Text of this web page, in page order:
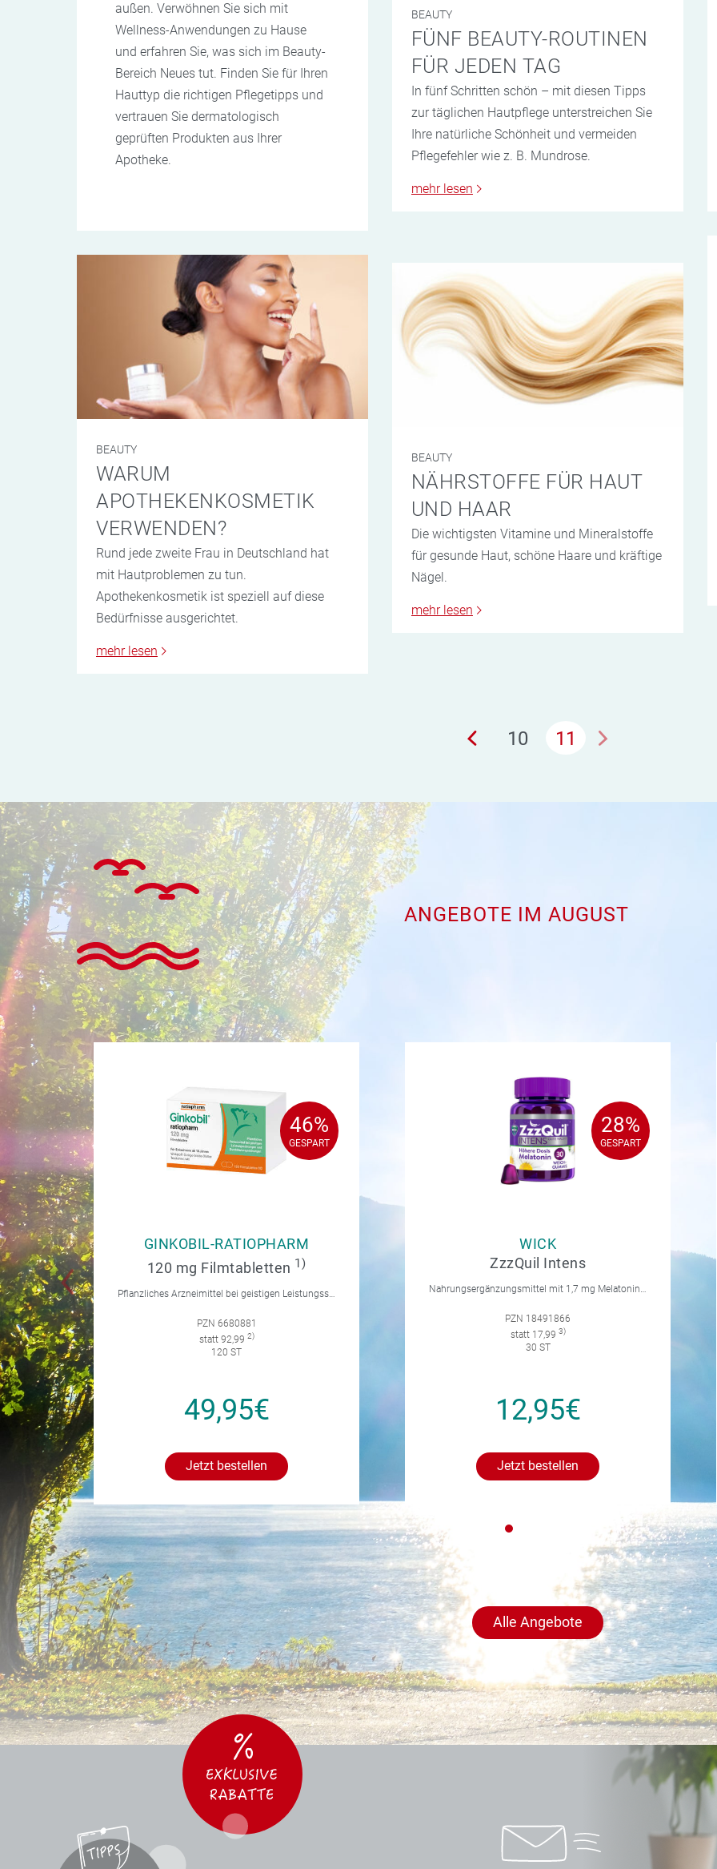
außen. Verwöhnen Sie sich mit
Wellness-Anwendungen zu Hause
und erfahren Sie, was sich im Beauty-
Bereich Neues tut. Finden Sie für Ihren
Hauttyp die richtigen Pflegetipps und
vertrauen Sie dermatologisch
geprüften Produkten aus Ihrer
Apotheke.
BEAUTY
FÜNF BEAUTY-ROUTINEN
FÜR JEDEN TAG
In fünf Schritten schön – mit diesen Tipps
zur täglichen Hautpflege unterstreichen Sie
Ihre natürliche Schönheit und vermeiden
Pflegefehler wie z. B. Mundrose.
mehr lesen
BEAUTY
WARUM
APOTHEKENKOSMETIK
VERWENDEN?
Rund jede zweite Frau in Deutschland hat
mit Hautproblemen zu tun.
Apothekenkosmetik ist speziell auf diese
Bedürfnisse ausgerichtet.
mehr lesen
BEAUTY
NÄHRSTOFFE FÜR HAUT
UND HAAR
Die wichtigsten Vitamine und Mineralstoffe
für gesunde Haut, schöne Haare und kräftige
Nägel.
mehr lesen
10 11
ANGEBOTE IM AUGUST
46%
GESPART
46%
GESPART
GINKOBIL-RATIOPHARM
120 mg Filmtabletten 1)
Pflanzliches Arzneimittel bei geistigen Leistungsstörungen und Durchblutungsstörungen.
PZN 6680881
statt 92,99 2)
120 ST
49,95€
Jetzt bestellen
28%
GESPART
28%
GESPART
WICK
ZzzQuil Intens
Nahrungsergänzungsmittel mit 1,7 mg Melatonin, Vitamin B6, Kamille, Lavendel und Baldrian. Mit natürlichem Waldfruchtgeschmack.
PZN 18491866
statt 17,99 3)
30 ST
12,95€
Jetzt bestellen
Alle Angebote